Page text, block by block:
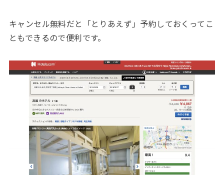
キャンセル無料だと「とりあえず」予約しておくってこ
ともできるので便利です。